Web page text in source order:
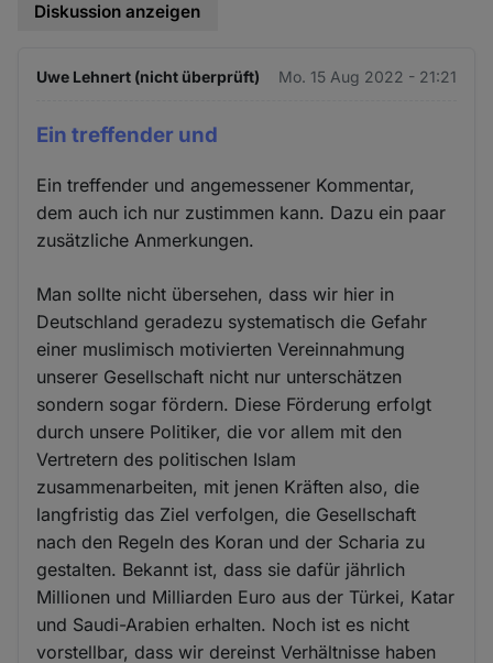
Diskussion anzeigen
Uwe Lehnert (nicht überprüft) Mo. 15 Aug 2022 - 21:21
Ein treffender und
Ein treffender und angemessener Kommentar,
dem auch ich nur zustimmen kann. Dazu ein paar
zusätzliche Anmerkungen.
Man sollte nicht übersehen, dass wir hier in
Deutschland geradezu systematisch die Gefahr
einer muslimisch motivierten Vereinnahmung
unserer Gesellschaft nicht nur unterschätzen
sondern sogar fördern. Diese Förderung erfolgt
durch unsere Politiker, die vor allem mit den
Vertretern des politischen Islam
zusammenarbeiten, mit jenen Kräften also, die
langfristig das Ziel verfolgen, die Gesellschaft
nach den Regeln des Koran und der Scharia zu
gestalten. Bekannt ist, dass sie dafür jährlich
Millionen und Milliarden Euro aus der Türkei, Katar
und Saudi-Arabien erhalten. Noch ist es nicht
vorstellbar, dass wir dereinst Verhältnisse haben